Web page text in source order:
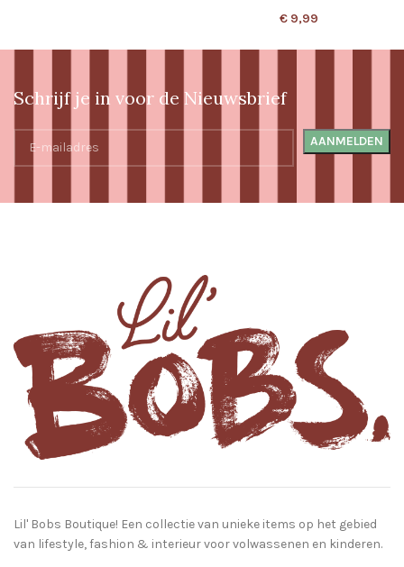
€9,99
Schrijf je in voor de Nieuwsbrief
Lil' Bobs Boutique! Een collectie van unieke items op het gebied
van lifestyle, fashion & interieur voor volwassenen en kinderen.